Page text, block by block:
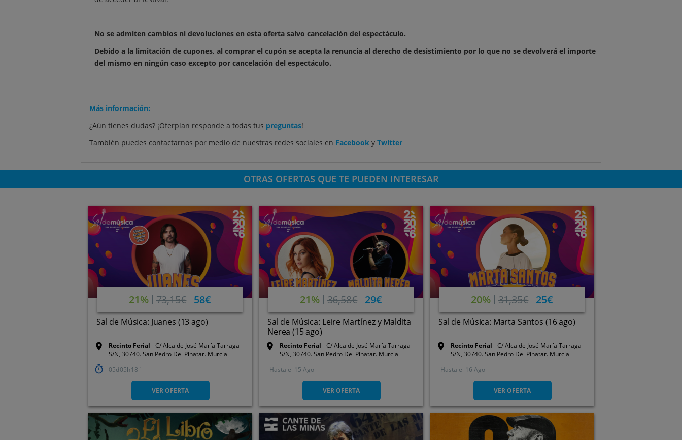
No se admiten cambios ni devoluciones en esta oferta salvo cancelación del espectáculo.
Debido a la limitación de cupones, al comprar el cupón se acepta la renuncia al derecho de desistimiento por lo que no se devolverá el importe
del mismo en ningún caso excepto por cancelación del espectáculo.
Más información:
¿Aún tienes dudas? ¡Oferplan responde a todas tus preguntas!
También puedes contactarnos por medio de nuestras redes sociales en Facebook y Twitter
OTRAS OFERTAS QUE TE PUEDEN INTERESAR
21% 73,15€ 58€
Sal de Música: Juanes (13 ago)
Recinto Ferial
C/ Alcalde José María Tarraga
S/N, 30740. San Pedro Del Pinatar. Murcia
05 05 18
VER OFERTA
21% 36,58€ 29€
Sal de Música: Leire Martínez y Maldita
Nerea (15 ago)
Recinto Ferial
C/ Alcalde José María Tarraga
S/N, 30740. San Pedro Del Pinatar. Murcia
Hasta el 15 Ago
VER OFERTA
20% 31,35€ 25€
Sal de Música: Marta Santos (16 ago)
Recinto Ferial
C/ Alcalde José María Tarraga
S/N, 30740. San Pedro Del Pinatar. Murcia
Hasta el 16 Ago
VER OFERTA